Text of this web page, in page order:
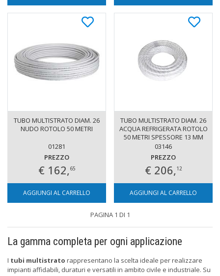
TUBO MULTISTRATO DIAM. 26
NUDO ROTOLO 50 METRI
01281
PREZZO
€ 162,65
AGGIUNGI AL CARRELLO
TUBO MULTISTRATO DIAM. 26
ACQUA REFRIGERATA ROTOLO
50 METRI SPESSORE 13 MM
03146
PREZZO
€ 206,12
AGGIUNGI AL CARRELLO
PAGINA 1 DI 1
La gamma completa per ogni applicazione
I tubi multistrato rappresentano la scelta ideale per realizzare
impianti affidabili, duraturi e versatili in ambito civile e industriale. Su